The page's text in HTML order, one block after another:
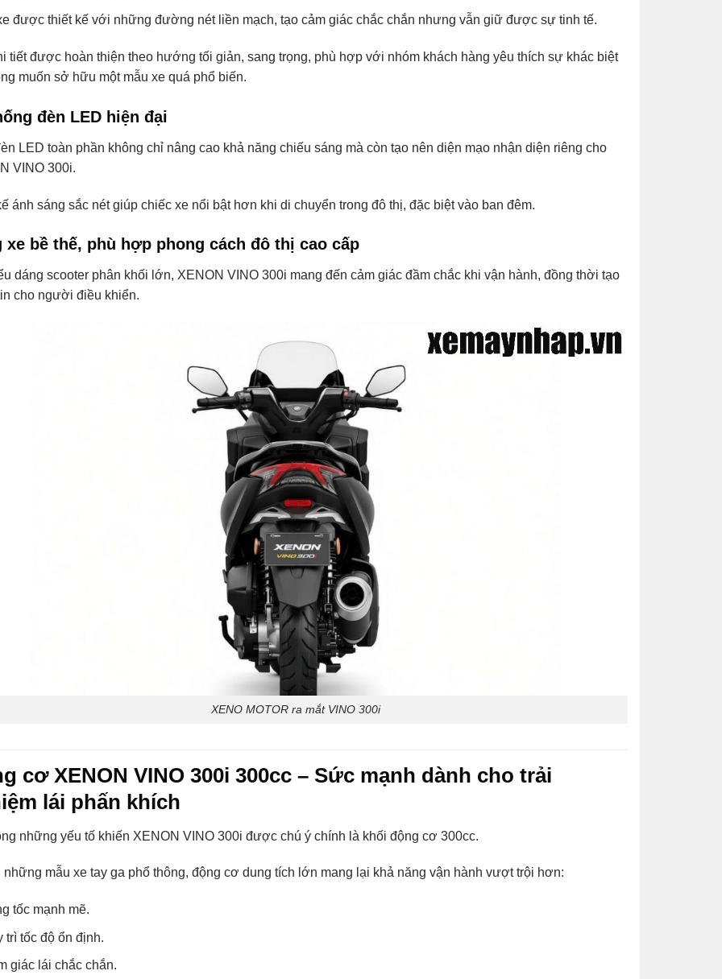
được thiết kế với những đường nét liền mạch, tạo cảm giác chắc chắn nhưng vẫn giữ được sự tinh tế.
tiết được hoàn thiện theo hướng tối giản, sang trọng, phù hợp với nhóm khách hàng yêu thích sự khác biệt
muốn sở hữu một mẫu xe quá phổ biến.
đèn LED hiện đại
LED toàn phần không chỉ nâng cao khả năng chiếu sáng mà còn tạo nên diện mạo nhận diện riêng cho
VINO 300i.
ánh sáng sắc nét giúp chiếc xe nổi bật hơn khi di chuyển trong đô thị, đặc biệt vào ban đêm.
xe bề thế, phù hợp phong cách đô thị cao cấp
dáng scooter phân khối lớn, XENON VINO 300i mang đến cảm giác đầm chắc khi vận hành, đồng thời tạo
cho người điều khiển.
XENO MOTOR ra mắt VINO 300i
cơ XENON VINO 300i 300cc – Sức mạnh dành cho trải
lái phấn khích
những yếu tố khiến XENON VINO 300i được chú ý chính là khối động cơ 300cc.
mẫu xe tay ga phổ thông, động cơ dung tích lớn mang lại khả năng vận hành vượt trội hơn:
tốc mạnh mẽ.
trì tốc độ ổn định.
giác lái chắc chắn.